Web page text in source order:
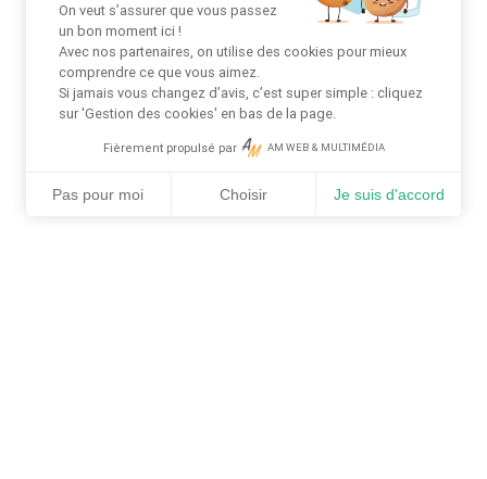
On veut s’assurer que vous passez
un bon moment ici !
Avec nos partenaires, on utilise des cookies pour mieux
comprendre ce que vous aimez.
Si jamais vous changez d’avis, c’est super simple : cliquez
sur 'Gestion des cookies' en bas de la page.
Fièrement propulsé par AM WEB & MULTIMÉDIA
Pas pour moi Choisir Je suis d'accord